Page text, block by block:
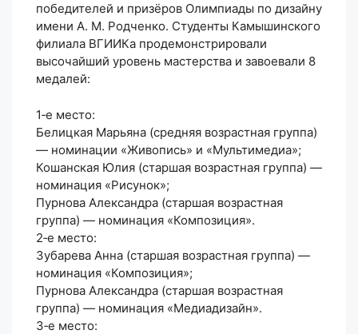
победителей и призёров Олимпиады по дизайну
имени А. М. Родченко. Студенты Камышинского
филиала ВГИИКа продемонстрировали
высочайший уровень мастерства и завоевали 8
медалей:
1‑е место:
Белицкая Марьяна (средняя возрастная группа)
— номинации «Живопись» и «Мультимедиа»;
Кошанская Юлия (старшая возрастная группа) —
номинация «Рисунок»;
Пурнова Александра (старшая возрастная
группа) — номинация «Композиция».
2‑е место:
Зубарева Анна (старшая возрастная группа) —
номинация «Композиция»;
Пурнова Александра (старшая возрастная
группа) — номинация «Медиадизайн».
3‑е место: